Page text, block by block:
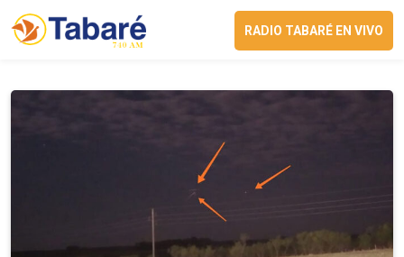
RADIO TABARÉ EN VIVO